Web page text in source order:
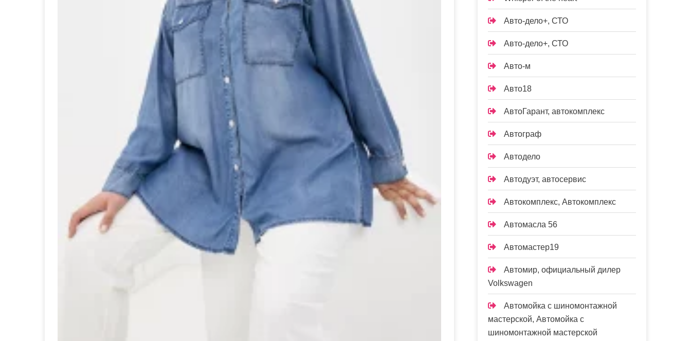
Авто-дело+, СТО
Авто-дело+, СТО
Авто-м
Авто18
АвтоГарант, автокомплекс
Автограф
Автодело
Автодуэт, автосервис
Автокомплекс, Автокомплекс
Автомасла 56
Автомастер19
Автомир, официальный дилер
Volkswagen
Автомойка с шиномонтажной
мастерской, Автомойка с
шиномонтажной мастерской